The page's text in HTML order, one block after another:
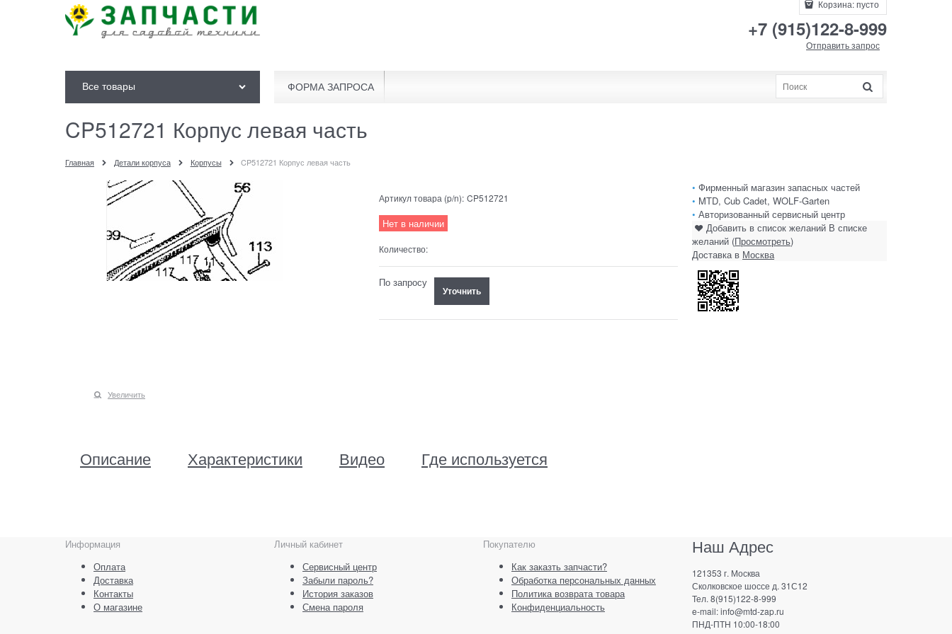
Корзина:пусто
+7 (915)122-8-999
Отправить запрос
Все товары ФОРМА ЗАПРОСА
CP512721 Корпус левая часть
Главная Детали корпуса Корпусы CP512721 Корпус левая часть
Увеличить
Артикул товара (p/n): CP512721
Нет в наличии
Количество:
По запросу
Уточнить
Описание Характеристики Видео Где используется
• Фирменный магазин запасных частей
• MTD, Cub Cadet, WOLF-Garten
• Авторизованный сервисный центр
Добавить в список желаний В списке
желаний (Просмотреть)
Доставка в Москва
Информация
Оплата
Доставка
Контакты
О магазине
Личный кабинет
Сервисный центр
Забыли пароль?
История заказов
Смена пароля
Покупателю
Как заказть запчасти?
Обработка персональных данных
Политика возврата товара
Конфиденциальность
Наш Адрес
121353 г. Москва
Сколковское шоссе д. 31С12
Тел. 8(915)122-8-999
e-mail: info@mtd-zap.ru
ПНД-ПТН 10:00-18:00